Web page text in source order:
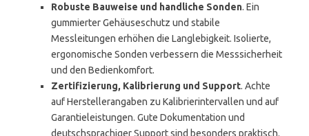
Robuste Bauweise und handliche Sonden. Ein
gummierter Gehäuseschutz und stabile
Messleitungen erhöhen die Langlebigkeit. Isolierte,
ergonomische Sonden verbessern die Messsicherheit
und den Bedienkomfort.
Zertifizierung, Kalibrierung und Support. Achte
auf Herstellerangaben zu Kalibrierintervallen und auf
Garantieleistungen. Gute Dokumentation und
deutschsprachiger Support sind besonders praktisch.